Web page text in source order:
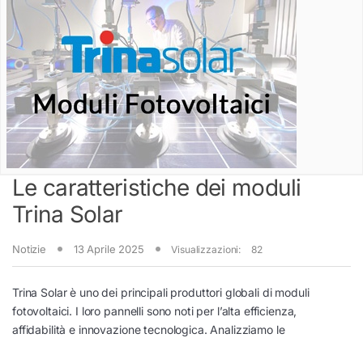
Le caratteristiche dei moduli
Trina Solar
Notizie 13 Aprile 2025 Visualizzazioni: 82
Trina Solar è uno dei principali produttori globali di moduli
fotovoltaici. I loro pannelli sono noti per l’alta efficienza,
affidabilità e innovazione tecnologica. Analizziamo le